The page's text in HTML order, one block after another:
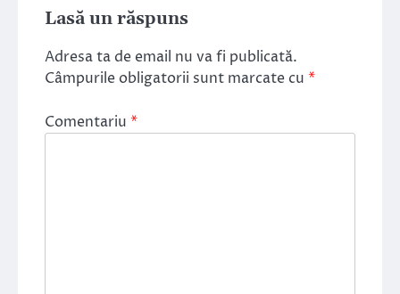
Lasă un răspuns
Adresa ta de email nu va fi publicată.
Câmpurile obligatorii sunt marcate cu *
Comentariu *